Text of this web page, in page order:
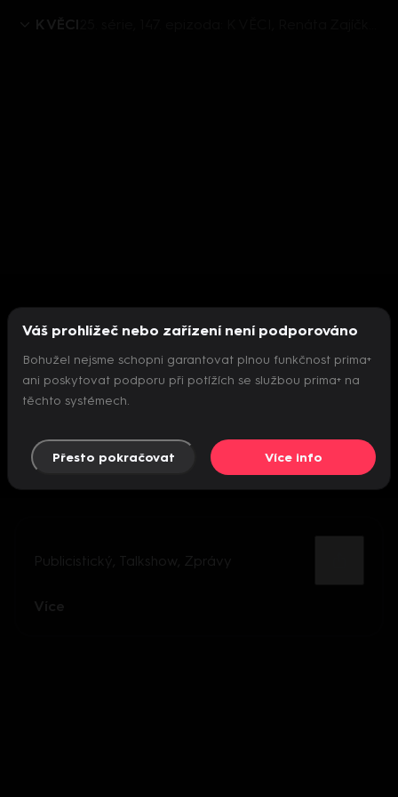
K VĚCI
Nepodařilo se inicializovat přehrávač
Publicistický Talkshow Zprávy
Více
Váš prohlížeč nebo zařízení není podporováno
Bohužel nejsme schopni garantovat plnou funkčnost prima+
ani poskytovat podporu při potížích se službou prima+ na
těchto systémech.
Přesto pokračovat Více info